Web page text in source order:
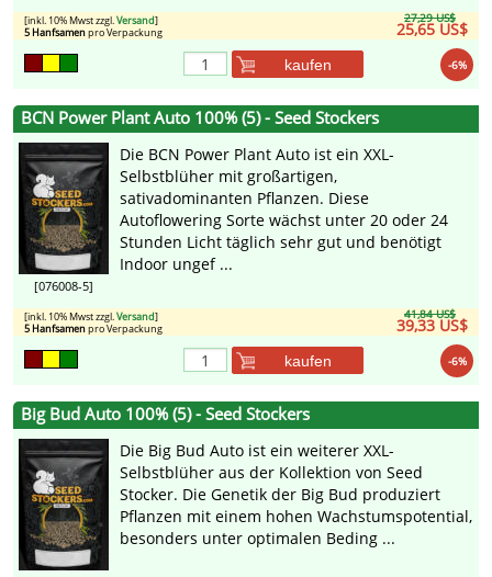
27,29 US$
25,65 US$
[inkl. 10% Mwst zzgl.Versand]
5 Hanfsamenpro Verpackung
-6%
kaufen
BCN Power Plant Auto 100% (5) - Seed Stockers
[076008-5]
Die BCN Power Plant Auto ist ein XXL-
Selbstblüher mit großartigen,
sativadominanten Pflanzen. Diese
Autoflowering Sorte wächst unter 20 oder 24
Stunden Licht täglich sehr gut und benötigt
Indoor ungef ...
41,84 US$
39,33 US$
[inkl. 10% Mwst zzgl.Versand]
5 Hanfsamenpro Verpackung
-6%
kaufen
Big Bud Auto 100% (5) - Seed Stockers
Die Big Bud Auto ist ein weiterer XXL-
Selbstblüher aus der Kollektion von Seed
Stocker. Die Genetik der Big Bud produziert
Pflanzen mit einem hohen Wachstumspotential,
besonders unter optimalen Beding ...